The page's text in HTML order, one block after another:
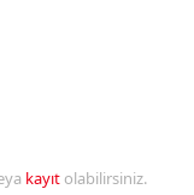
kayıt olabilirsiniz.